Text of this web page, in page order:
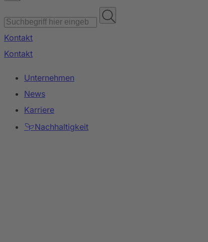
Kontakt
Kontakt
Unternehmen
News
Karriere
Nachhaltigkeit